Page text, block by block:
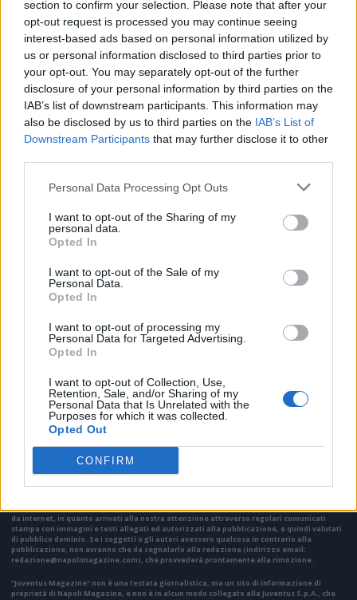
section to confirm your selection. Please note that after your
opt-out request is processed you may continue seeing
interest-based ads based on personal information utilized by
us or personal information disclosed to third parties prior to
your opt-out. You may separately opt-out of the further
disclosure of your personal information by third parties on the
IAB’s list of downstream participants. This information may
also be disclosed by us to third parties on the IAB’s List of
Downstream Participants that may further disclose it to other
Personal Data Processing Opt Outs
I want to opt-out of the Sharing of my
personal data.
Opted In
I want to opt-out of the Sale of my
Personal Data.
Opted In
I want to opt-out of processing my
Personal Data for Targeted Advertising.
Opted In
I want to opt-out of Collection, Use,
Retention, Sale, and/or Sharing of my
Personal Data that Is Unrelated with the
Purposes for which it was collected.
Opted Out
CONFIRM
come già fatto con Buffon e Szczesny.
Un anno fa - ma anche a gennaio - c'erano diversi club sullo
stesso Perin. Il Genoa ha provato a riportarlo a casa due
volte, ma s'è scontrato con le richieste economiche. Poi Como
e Bologna ci avevano pensato, salvo poi confermare i
rispettivi portieri.
Fonte: tuttomercatoweb.com
VAI ALLA VERSIONE CLASSICA
Alcune foto (screenshot) ed articoli presenti su "Juventus Magazine" sono in parte giunti
da internet, in quanto arrivati alla nostra attenzione attraverso regolari comunicati
stampa con immagini e testi allegati ed autorizzati alla pubblicazione, e quindi valutati
di pubblico dominio. Se i soggetti o gli autori avessero qualcosa in contrario alla
pubblicazione, non avranno che da segnalarlo alla redazione (indirizzo email:
redazione@napolimagazine.com), che provvederà prontamente alla rimozione.
"Juventus Magazine" non è una testata giornalistica, ma un sito di informazione di
proprietà di Napoli Magazine, e non è in alcun modo collegato alla Juventus S.p.A., che